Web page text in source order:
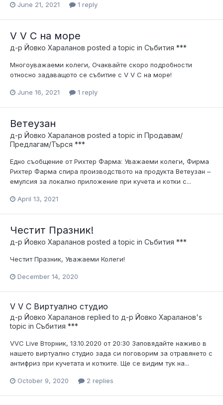
June 21, 2021 1 reply
V V C на море
д-р Йовко Хараланов posted a topic in Събития ***
Многоуважаеми колеги, Очаквайте скоро подробности
относно задаващото се събитие с V V C на море!
June 16, 2021 1 reply
Ветеузан
д-р Йовко Хараланов posted a topic in Продавам/
Предлагам/Търся ***
Едно съобщение от Рихтер Фарма: Уважаеми колеги, Фирма
Рихтер Фарма спира производството на продукта Ветеузан –
емулсия за локално приложение при кучета и котки с...
April 13, 2021
Честит Празник!
д-р Йовко Хараланов posted a topic in Събития ***
Честит Празник, Уважаеми Колеги!
December 14, 2020
V V C Виртуално студио
д-р Йовко Хараланов replied to д-р Йовко Хараланов's
topic in Събития ***
VVC Live Вторник, 13.10.2020 от 20:30 Заповядайте наживо в
нашето виртуално студио зада си поговорим за отравянето с
антифриз при кучетата и котките. Ще се видим тук на...
October 9, 2020 2 replies